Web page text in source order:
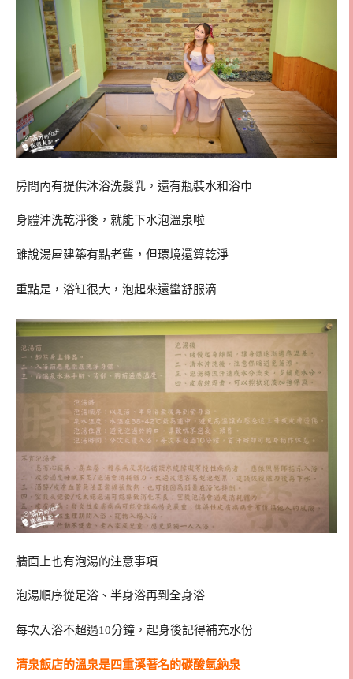
房間內有提供沐浴洗髮乳，還有瓶裝水和浴巾
身體沖洗乾淨後，就能下水泡溫泉啦
雖說湯屋建築有點老舊，但環境還算乾淨
重點是，浴缸很大，泡起來還蠻舒服滴
牆面上也有泡湯的注意事項
泡湯順序從足浴、半身浴再到全身浴
每次入浴不超過10分鐘，起身後記得補充水份
清泉飯店的溫泉是四重溪著名的碳酸氫鈉泉